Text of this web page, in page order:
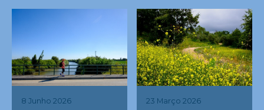
8 Junho 2026 23 Março 2026